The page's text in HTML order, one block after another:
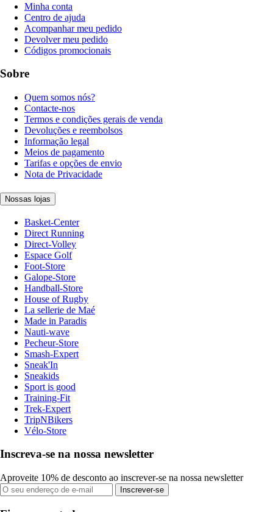
Minha conta
Centro de ajuda
Acompanhar meu pedido
Devolver meu pedido
Códigos promocionais
Sobre
Quem somos nós?
Contacte-nos
Termos e condições gerais de venda
Devoluções e reembolsos
Informação legal
Meios de pagamento
Tarifas e opções de envio
Nota de Privacidade
Nossas lojas
Basket-Center
Direct Running
Direct-Volley
Espace Golf
Foot-Store
Galope-Store
Handball-Store
House of Rugby
La sellerie de Maé
Made in Paradis
Nauti-wave
Pecheur-Store
Smash-Expert
Sneak'In
Sneakids
Sport is good
Training-Fit
Trek-Expert
TripNBikers
Vélo-Store
Inscreva-se na nossa newsletter
Aproveite 10% de desconto ao inscrever-se na nossa newsletter
Inscrever-se